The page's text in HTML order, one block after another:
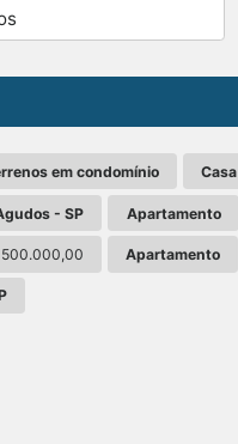
em condomínio Casa
- SP Apartamento
Apartamento